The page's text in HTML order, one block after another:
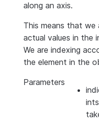
along an axis.
This means that
actual values in
We are indexing
the element in the
Parameters